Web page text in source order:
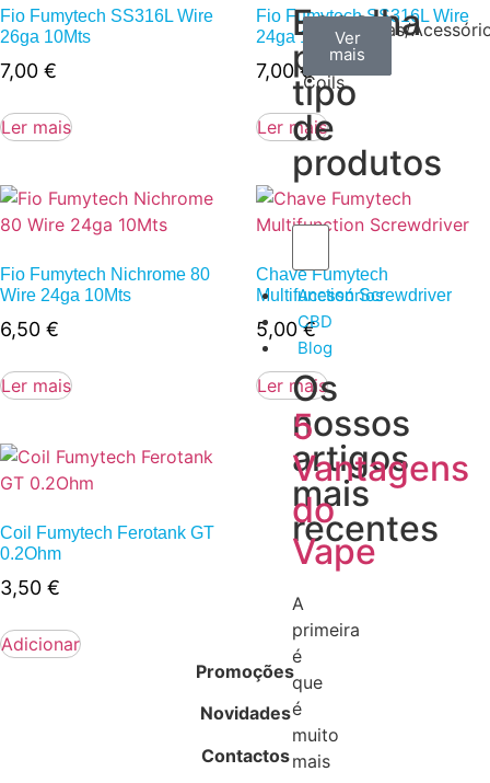
Escolha
por
tipo
de
produtos
Arame
Coils
Ver
mais
Algodão
Ver
mais
Ferramentas/
Ver
mais
Acessórios
CBD
Blog
Os
nossos
artigos
mais
recentes
5
Vantagens
do
Vape
A
primeira
é
que
é
muito
mais
Fio Fumytech SS316L Wire
26ga 10Mts
7,00 €
Ler mais
Fio Fumytech SS316L Wire
24ga 10Mts
7,00€
Ler mais
Fio Fumytech Nichrome 80
Wire 24ga 10Mts
6,50 €
Ler mais
Chave Fumytech
Multifunction Screwdriver
5,00€
Ler mais
Coil Fumytech Ferotank GT
0.2Ohm
3,50 €
Adicionar
Promoções
Novidades
Contactos